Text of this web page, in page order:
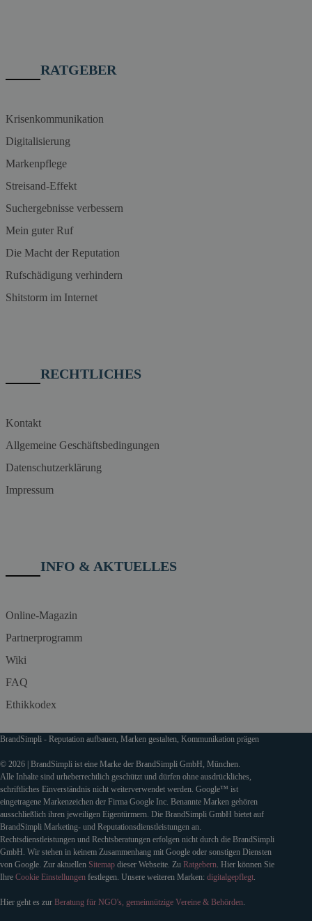
RATGEBER
Krisenkommunikation
Digitalisierung
Markenpflege
Streisand-Effekt
Suchergebnisse verbessern
Mein guter Ruf
Die Macht der Reputation
Rufschädigung verhindern
Shitstorm im Internet
RECHTLICHES
Kontakt
Allgemeine Geschäftsbedingungen
Datenschutzerklärung
Impressum
INFO & AKTUELLES
Online-Magazin
Partnerprogramm
Wiki
FAQ
Ethikkodex
BrandSimpli - Reputation aufbauen, Marken gestalten, Kommunikation prägen
© 2026 | BrandSimpli ist eine Marke der BrandSimpli GmbH, München.
Alle Inhalte sind urheberrechtlich geschützt und dürfen ohne ausdrückliches,
schriftliches Einverständnis nicht weiterverwendet werden. Google™ ist
eingetragene Markenzeichen der Firma Google Inc. Benannte Marken gehören
ausschließlich ihren jeweiligen Eigentürmern. Die BrandSimpli GmbH bietet auf
BrandSimpli Marketing- und Reputationsdienstleistungen an.
Rechtsdienstleistungen und Rechtsberatungen erfolgen nicht durch die BrandSimpli
GmbH. Wir stehen in keinem Zusammenhang mit Google oder sonstigen Diensten
von Google. Zur aktuellen Sitemap dieser Webseite. Zu Ratgebern . Hier können Sie
Ihre Cookie Einstellungen festlegen. Unsere weiteren Marken: digitalgepflegt
Hier geht es zur Beratung für NGO's, gemeinnützige Vereine & Behörden